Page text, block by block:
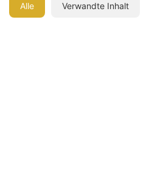
Alle Verwandte Inhalt